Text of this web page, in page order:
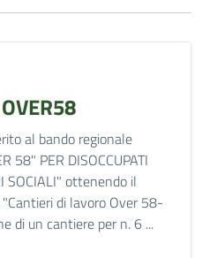
al bando regionale
58" PER DISOCCUPATI
SOCIALI" ottenendo il
di lavoro Over 58-
di un cantiere per n. 6 ...